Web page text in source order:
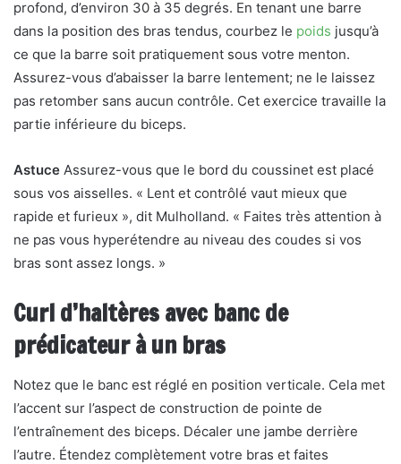
profond, d’environ 30 à 35 degrés. En tenant une barre
dans la position des bras tendus, courbez le poids jusqu’à
ce que la barre soit pratiquement sous votre menton.
Assurez-vous d’abaisser la barre lentement; ne le laissez
pas retomber sans aucun contrôle. Cet exercice travaille la
partie inférieure du biceps.
Astuce Assurez-vous que le bord du coussinet est placé
sous vos aisselles. « Lent et contrôlé vaut mieux que
rapide et furieux », dit Mulholland. « Faites très attention à
ne pas vous hyperétendre au niveau des coudes si vos
bras sont assez longs. »
Curl d’haltères avec banc de
prédicateur à un bras
Notez que le banc est réglé en position verticale. Cela met
l’accent sur l’aspect de construction de pointe de
l’entraînement des biceps. Décaler une jambe derrière
l’autre. Étendez complètement votre bras et faites